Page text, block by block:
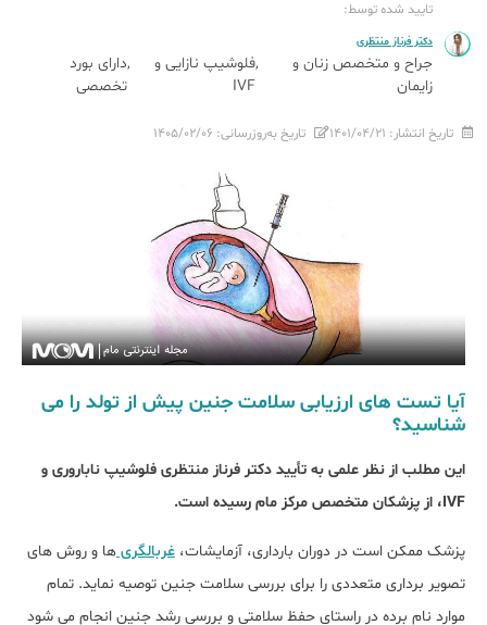
تایید شده توسط:
دکتر فرناز منتظری
جراح و متخصص زنان و
زایمان
فلوشیپ نازایی و
IVF
دارای بورد
تخصصی
تاریخ انتشار: ۱۴۰۱/۰۴/۲۱ تاریخ به‌روزرسانی: ۱۴۰۵/۰۲/۰۶
آیا تست های ارزیابی سلامت جنین پیش از تولد را می
شناسید؟
این مطلب از نظر علمی به تأیید دکتر فرناز منتظری فلوشیپ ناباروری و
IVF، از پزشکان متخصص مرکز مام رسیده است.
پزشک ممکن است در دوران بارداری، آزمایشات، غربالگری ها و روش های
تصویر برداری متعددی را برای بررسی سلامت جنین توصیه نماید. تمام
موارد نام برده در راستای حفظ سلامتی و بررسی رشد جنین انجام می شود